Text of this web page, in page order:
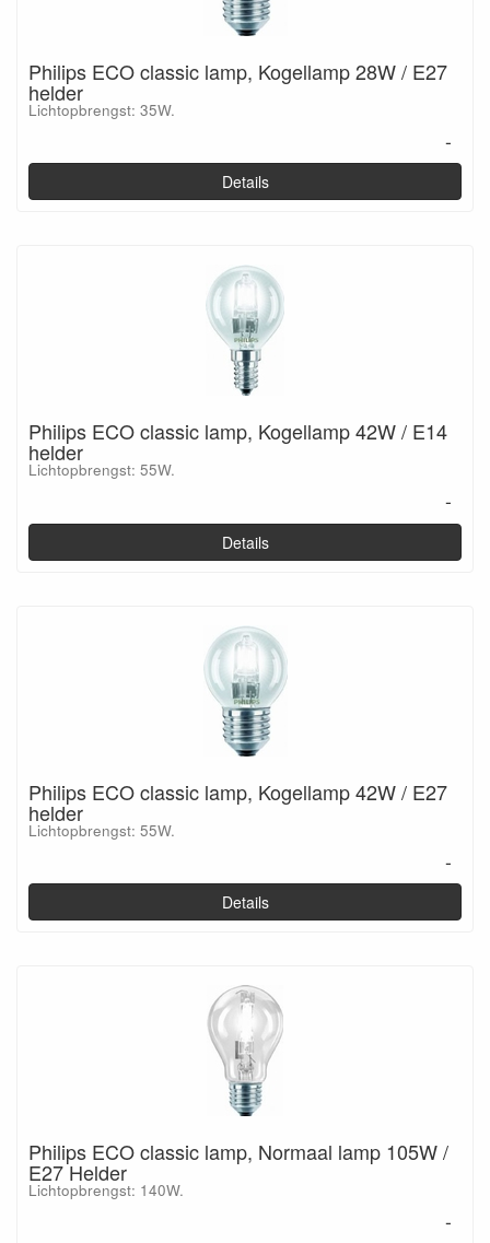
Philips ECO classic lamp, Kogellamp 28W / E27
helder
Lichtopbrengst: 35W.
-
Details
Philips ECO classic lamp, Kogellamp 42W / E14
helder
Lichtopbrengst: 55W.
-
Details
Philips ECO classic lamp, Kogellamp 42W / E27
helder
Lichtopbrengst: 55W.
-
Details
Philips ECO classic lamp, Normaal lamp 105W /
E27 Helder
Lichtopbrengst: 140W.
-